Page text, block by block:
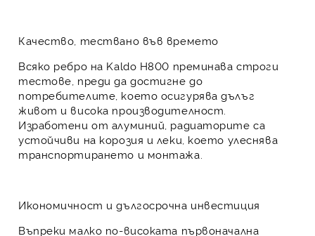
Качество, тествано във времето
Всяко ребро на Kaldo H800 преминава строги
тестове, преди да достигне до
потребителите, което осигурява дълъг
живот и висока производителност.
Изработени от алуминий, радиаторите са
устойчиви на корозия и леки, което улеснява
транспортирането и монтажа.
Икономичност и дългосрочна инвестиция
Въпреки малко по-високата първоначална